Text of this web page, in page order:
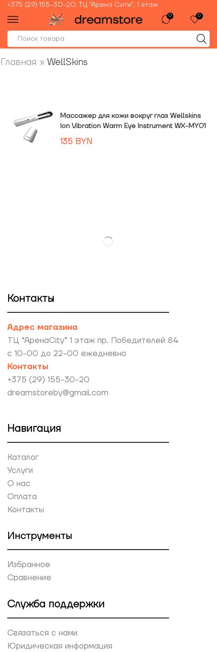
+375 (29) 155-30-20, ТЦ "Арена Сити", 1 этаж
0 0
Главная » WellSkins
Массажер для кожи вокруг глаз Wellskins
Ion Vibration Warm Eye Instrument WX-MY01
135 BYN
Контакты
Адрес магазина
ТЦ “АренаCity” 1 этаж пр. Победителей 84
с 10-00 до 22-00 ежедневно
Контакты
+375 (29) 155-30-20
dreamstoreby@gmail.com
Навигация
Каталог
Услуги
О нас
Оплата
Контакты
Инструменты
Избранное
Сравнение
Служба поддержки
Связаться с нами
Юридическая информация